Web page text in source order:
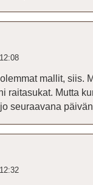
mallit, siis.
raitasukat. Mutta
seuraavana